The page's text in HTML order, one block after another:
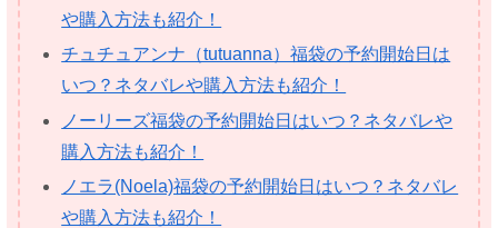
や購入方法も紹介！
チュチュアンナ（tutuanna）福袋の予約開始日は
いつ？ネタバレや購入方法も紹介！
ノーリーズ福袋の予約開始日はいつ？ネタバレや
購入方法も紹介！
ノエラ(Noela)福袋の予約開始日はいつ？ネタバレ
や購入方法も紹介！